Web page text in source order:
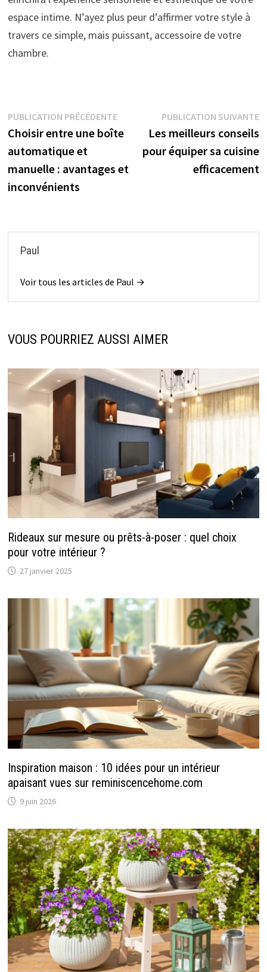
espace intime. N’ayez plus peur d’affirmer votre style à
travers ce simple, mais puissant, accessoire de votre
chambre.
Navigation
de
l’article
PUBLICATION PRÉCÉDENTEPublication
précédente :
Choisir entre une boîte
automatique et
manuelle : avantages et
inconvénients
PUBLICATION SUIVANTE
Les meilleurs conseils
pour équiper sa cuisine
efficacement
Paul
Voir tous les articles de Paul →
VOUS POURRIEZ AUSSI AIMER
Rideaux sur mesure ou prêts-à-poser : quel choix
pour votre intérieur ?
27 janvier 2025
Inspiration maison : 10 idées pour un intérieur
apaisant vues sur reminiscencehome.com
9 juin 2026